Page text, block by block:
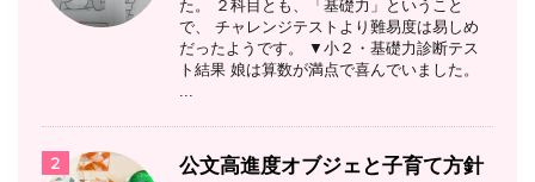
た。 ２科目とも、「基礎力」ということ
で、 チャレンジテストより難易度は易しめ
だったようです。 ▼小２・基礎力診断テス
ト結果 娘は算数が満点で喜んでいました。
...
2 公文高進度オブジェと子育て方針